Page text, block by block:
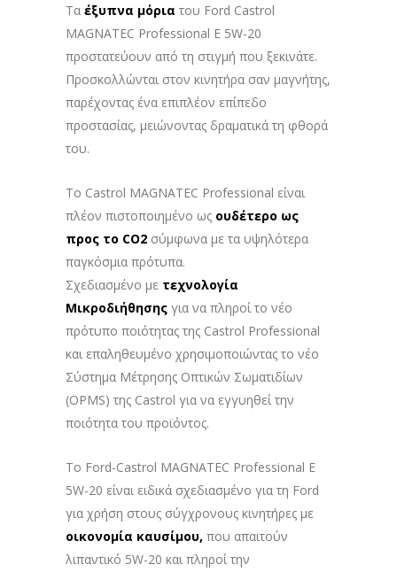
Τα έξυπνα μόρια του Ford Castrol
MAGNATEC Professional E 5W-20
προστατεύουν από τη στιγμή που ξεκινάτε.
Προσκολλώνται στον κινητήρα σαν μαγνήτης,
παρέχοντας ένα επιπλέον επίπεδο
προστασίας, μειώνοντας δραματικά τη φθορά
του.
Το Castrol MAGNATEC Professional είναι
πλέον πιστοποιημένο ως ουδέτερο ως
προς το CO2 σύμφωνα με τα υψηλότερα
παγκόσμια πρότυπα.
Σχεδιασμένο με τεχνολογία
Μικροδιήθησης για να πληροί το νέο
πρότυπο ποιότητας της Castrol Professional
και επαληθευμένο χρησιμοποιώντας το νέο
Σύστημα Μέτρησης Οπτικών Σωματιδίων
(OPMS) της Castrol για να εγγυηθεί την
ποιότητα του προϊόντος.
Το Ford-Castrol MAGNATEC Professional E
5W-20 είναι ειδικά σχεδιασμένο για τη Ford
για χρήση στους σύγχρονους κινητήρες με
οικονομία καυσίμου, που απαιτούν
λιπαντικό 5W-20 και πληροί την